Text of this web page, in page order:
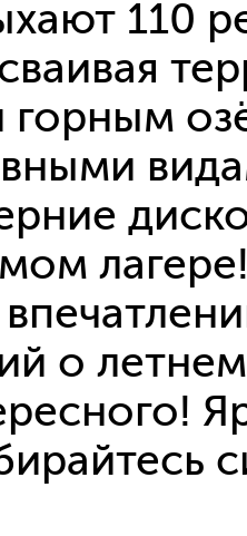
Снижение
на
Экономика
условий
Рейтинг
учреждений
110
о